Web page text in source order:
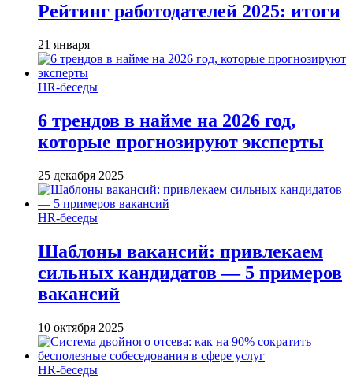
Рейтинг работодателей 2025: итоги
21 января
HR-беседы
6 трендов в найме на 2026 год,
которые прогнозируют эксперты
25 декабря 2025
HR-беседы
Шаблоны вакансий: привлекаем
сильных кандидатов — 5 примеров
вакансий
10 октября 2025
HR-беседы